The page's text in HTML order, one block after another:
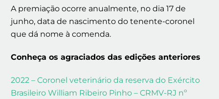
A premiação ocorre anualmente, no dia 17 de
junho, data de nascimento do tenente-coronel
que dá nome à comenda.
Conheça os agraciados das edições anteriores
2022 – Coronel veterinário da reserva do Exército
Brasileiro William Ribeiro Pinho – CRMV-RJ nº